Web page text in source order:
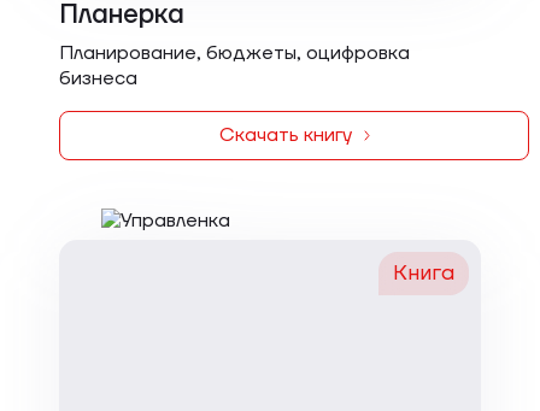
Планерка
Планирование, бюджеты, оцифровка
бизнеса
Скачать книгу
Книга